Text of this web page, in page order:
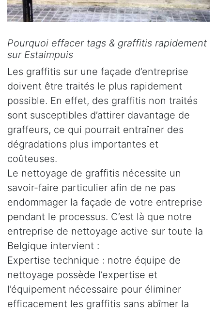
Pourquoi effacer tags & graffitis rapidement
sur Estaimpuis
Les graffitis sur une façade d’entreprise
doivent être traités le plus rapidement
possible. En effet, des graffitis non traités
sont susceptibles d’attirer davantage de
graffeurs, ce qui pourrait entraîner des
dégradations plus importantes et
coûteuses.
Le nettoyage de graffitis nécessite un
savoir-faire particulier afin de ne pas
endommager la façade de votre entreprise
pendant le processus. C’est là que notre
entreprise de nettoyage active sur toute la
Belgique intervient :
Expertise technique : notre équipe de
nettoyage possède l’expertise et
l’équipement nécessaire pour éliminer
efficacement les graffitis sans abîmer la